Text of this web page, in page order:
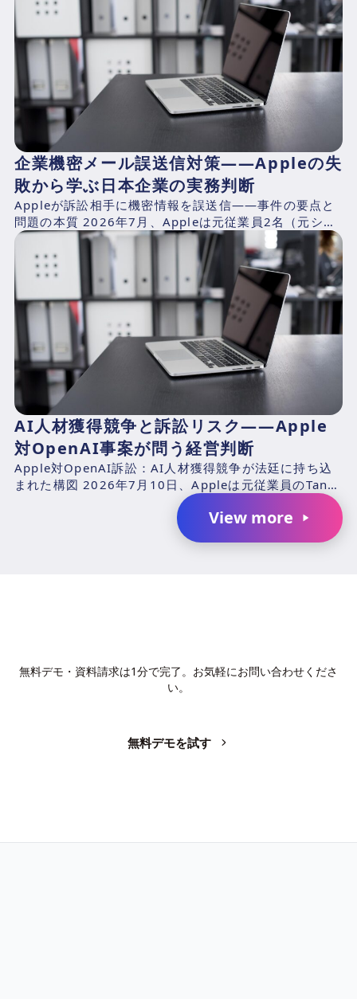
企業機密メール誤送信対策——Appleの失
敗から学ぶ日本企業の実務判断
Appleが訴訟相手に機密情報を誤送信——事件の要点と
問題の本質 2026年7月、Appleは元従業員2名（元シニ
アシステムズエンジニアのChang Liuおよ...
AI人材獲得競争と訴訟リスク――Apple
対OpenAI事案が問う経営判断
Apple対OpenAI訴訟：AI人材獲得競争が法廷に持ち込
まれた構図 2026年7月10日、Appleは元従業員のTang
View more
無料デモ・資料請求は1分で完了。お気軽にお問い合わせくださ
い。
無料デモを試す